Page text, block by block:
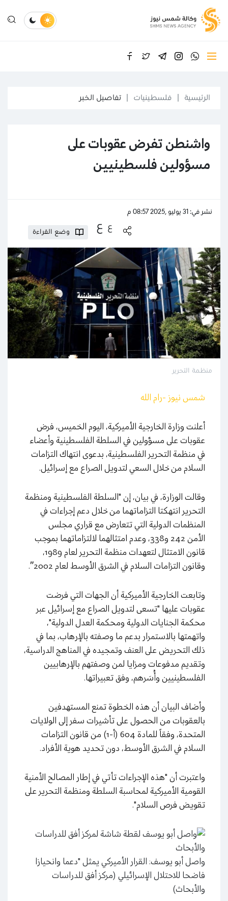
الرئيسية فلسطينيات تفاصيل الخبر
واشنطن تفرض عقوبات على
مسؤولين فلسطينيين
نشر في: 31 يوليو ,2025 08:57 م
ع ع
وضع القراءة
منظمة التحرير
شمس نيوز -رام الله
أعلنت وزارة الخارجية الأميركية، اليوم الخميس، فرض
عقوبات على مسؤولين في السلطة الفلسطينية وأعضاء
في منظمة التحرير الفلسطينية، بدعوى انتهاك التزامات
السلام من خلال السعي لتدويل الصراع مع إسرائيل.
وقالت الوزارة، في بيان، إن "السلطة الفلسطينية ومنظمة
التحرير انتهكتا التزاماتهما من خلال دعم إجراءات في
المنظمات الدولية التي تتعارض مع قراري مجلس
الأمن 242 و338، وعدم امتثالهما لالتزاماتهما بموجب
قانون الامتثال لتعهدات منظمة التحرير لعام 1989،
وقانون التزامات السلام في الشرق الأوسط لعام 2002″.
وتابعت الخارجية الأميركية أن الجهات التي فرضت
عقوبات عليها "تسعى لتدويل الصراع مع إسرائيل عبر
محكمة الجنايات الدولية ومحكمة العدل الدولية"،
واتهمتها بالاستمرار بدعم ما وصفته بالإرهاب، بما في
ذلك التحريض على العنف وتمجيده في المناهج الدراسية،
وتقديم مدفوعات ومزايا لمن وصفتهم بالإرهابيين
الفلسطينيين وأُسَرهم، وفق تعبيراتها.
وأضاف البيان أن هذه الخطوة تمنع المستهدفين
بالعقوبات من الحصول على تأشيرات سفر إلى الولايات
المتحدة، وفقاً للمادة 604 (أ-1) من قانون التزامات
السلام في الشرق الأوسط، دون تحديد هوية الأفراد.
واعتبرت أن "هذه الإجراءات تأتي في إطار المصالح الأمنية
القومية الأميركية لمحاسبة السلطة ومنظمة التحرير على
تقويض فرص السلام".
واصل أبو يوسف: القرار الأميركي يمثل "دعما وانحيازا
فاضحا للاحتلال الإسرائيلي (مركز أفق للدراسات
والأبحاث)